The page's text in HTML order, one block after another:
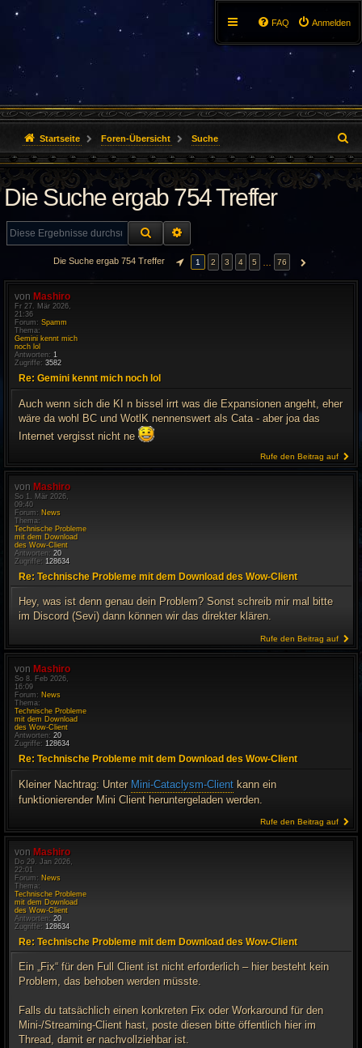
Anmelden
FAQ
Startseite Foren-Übersicht Suche
u
c
Die Suche ergab 754 Treffer
SUCHE
Die Suche ergab 754 Treffer SEITE VON 76
1 2 3 4 5 76 NÄCHSTE
von Mashiro
Fr 27. Mär 2026,
21:36
Forum: Spamm
Thema:
Gemini kennt mich
noch lol
Antworten: 1
Zugriffe: 3582
Re: Gemini kennt mich noch lol
Auch wenn sich die KI n bissel irrt was die Expansionen angeht, eher
wäre da wohl BC und WotlK nennenswert als Cata - aber joa das
Internet vergisst nicht ne
Rufe den Beitrag auf
von Mashiro
So 1. Mär 2026,
09:40
Forum: News
Thema:
Technische Probleme
mit dem Download
des Wow-Client
Antworten: 20
Zugriffe: 128634
Re: Technische Probleme mit dem Download des Wow-Client
Hey, was ist denn genau dein Problem? Sonst schreib mir mal bitte
im Discord (Sevi) dann können wir das direkter klären.
Rufe den Beitrag auf
von Mashiro
So 8. Feb 2026,
16:09
Forum: News
Thema:
Technische Probleme
mit dem Download
des Wow-Client
Antworten: 20
Zugriffe: 128634
Re: Technische Probleme mit dem Download des Wow-Client
Kleiner Nachtrag: Unter Mini-Cataclysm-Client kann ein
funktionierender Mini Client heruntergeladen werden.
Rufe den Beitrag auf
von Mashiro
Do 29. Jan 2026,
22:01
Forum: News
Thema:
Technische Probleme
mit dem Download
des Wow-Client
Antworten: 20
Zugriffe: 128634
Re: Technische Probleme mit dem Download des Wow-Client
Ein „Fix“ für den Full Client ist nicht erforderlich – hier besteht kein
Problem, das behoben werden müsste.
Falls du tatsächlich einen konkreten Fix oder Workaround für den
Mini-/Streaming-Client hast, poste diesen bitte öffentlich hier im
Thread, damit er nachvollziehbar ist.